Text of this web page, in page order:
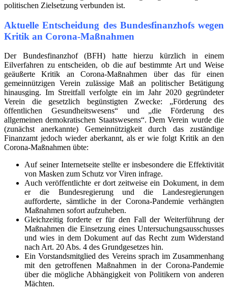
politischen Zielsetzung verbunden ist.
Aktuelle Entscheidung des Bundesfinanzhofs wegen
Kritik an Corona-Maßnahmen
Der Bundesfinanzhof (BFH) hatte hierzu kürzlich in einem
Eilverfahren zu entscheiden, ob die auf bestimmte Art und Weise
geäußerte Kritik an Corona-Maßnahmen über das für einen
gemeinnützigen Verein zulässige Maß an politischer Betätigung
hinausging. Im Streitfall verfolgte ein im Jahr 2020 gegründeter
Verein die gesetzlich begünstigten Zwecke: „Förderung des
öffentlichen Gesundheitswesens“ und „die Förderung des
allgemeinen demokratischen Staatswesens“. Dem Verein wurde die
(zunächst anerkannte) Gemeinnützigkeit durch das zuständige
Finanzamt jedoch wieder aberkannt, als er wie folgt Kritik an den
Corona-Maßnahmen übte:
Auf seiner Internetseite stellte er insbesondere die Effektivität
von Masken zum Schutz vor Viren infrage.
Auch veröffentlichte er dort zeitweise ein Dokument, in dem
er die Bundesregierung und die Landesregierungen
aufforderte, sämtliche in der Corona-Pandemie verhängten
Maßnahmen sofort aufzuheben.
Gleichzeitig forderte er für den Fall der Weiterführung der
Maßnahmen die Einsetzung eines Untersuchungsausschusses
und wies in dem Dokument auf das Recht zum Widerstand
nach Art. 20 Abs. 4 des Grundgesetzes hin.
Ein Vorstandsmitglied des Vereins sprach im Zusammenhang
mit den getroffenen Maßnahmen in der Corona-Pandemie
über die mögliche Abhängigkeit von Politikern von anderen
Mächten.